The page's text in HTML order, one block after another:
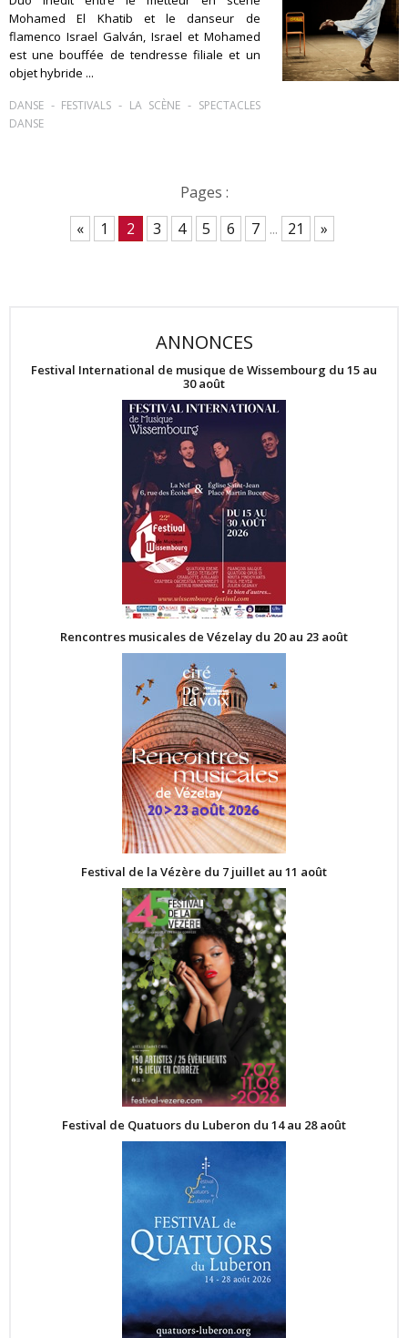
Mohamed El Khatib et le danseur de
flamenco Israel Galván, Israel et Mohamed
est une bouffée de tendresse filiale et un
objet hybride ...
DANSE - FESTIVALS - LA SCÈNE - SPECTACLES
DANSE
Pages :
«
1 2 3 4 5 6 7 ... 21 »
ANNONCES
Festival International de musique de Wissembourg du 15 au
30 août
Rencontres musicales de Vézelay du 20 au 23 août
Festival de la Vézère du 7 juillet au 11 août
Festival de Quatuors du Luberon du 14 au 28 août